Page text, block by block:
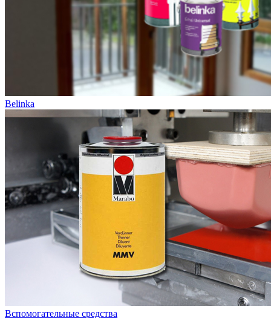
Belinka
Вспомогательные средства